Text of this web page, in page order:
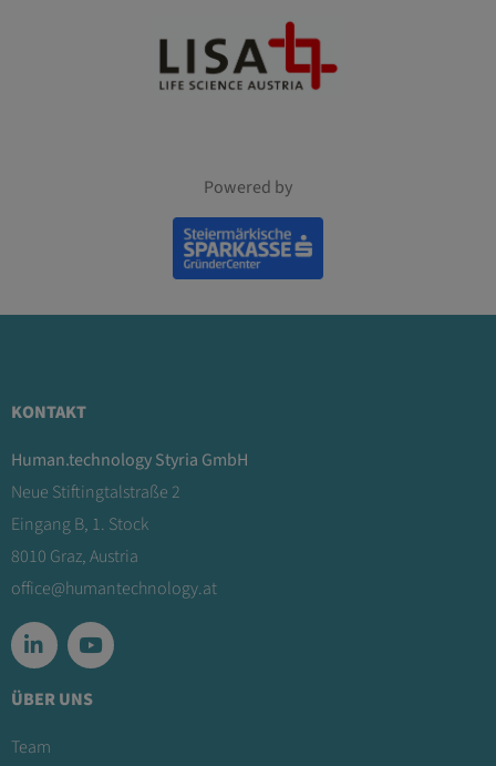
Powered by
KONTAKT
Human.technology Styria GmbH
Neue Stiftingtalstraße 2
Eingang B, 1. Stock
8010 Graz, Austria
office@humantechnology.at
ÜBER UNS
Team